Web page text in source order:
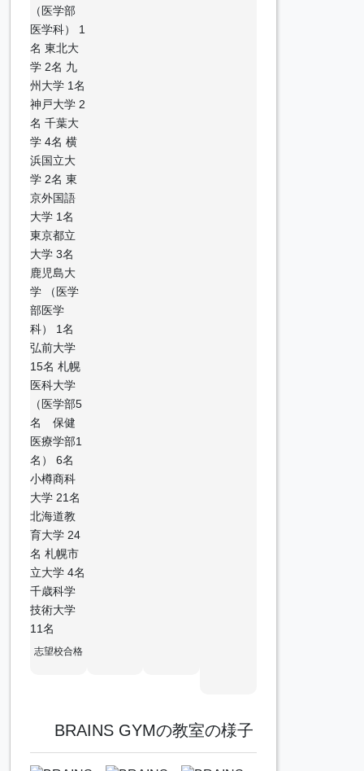
（医学部
医学科） 1
名 東北大
学 2名 九
州大学 1名
神戸大学 2
名 千葉大
学 4名 横
浜国立大
学 2名 東
京外国語
大学 1名
東京都立
大学 3名
鹿児島大
学 （医学
部医学
科） 1名
弘前大学
15名 札幌
医科大学
（医学部5
名 保健
医療学部1
名） 6名
小樽商科
大学 21名
北海道教
育大学 24
名 札幌市
立大学 4名
千歳科学
技術大学
11名
志望校合格
BRAINS GYMの教室の様子